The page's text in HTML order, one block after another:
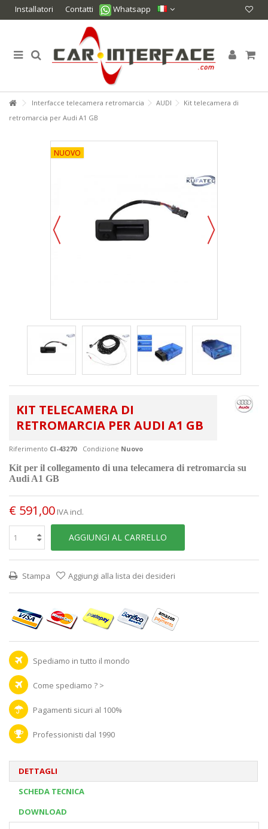
Installatori Contatti Whatsapp
Interfacce telecamera retromarcia AUDI
Kit telecamera di
retromarcia per Audi A1 GB
NUOVO
KIT TELECAMERA DI
RETROMARCIA PER AUDI A1 GB
Riferimento CI-43270 Condizione Nuovo
Kit per il collegamento di una telecamera di retromarcia su
Audi A1 GB
€ 591,00 IVA incl.
AGGIUNGI AL CARRELLO
Stampa Aggiungi alla lista dei desideri
Spediamo in tutto il mondo
Come spediamo ? >
Pagamenti sicuri al 100%
Professionisti dal 1990
DETTAGLI
SCHEDA TECNICA
DOWNLOAD